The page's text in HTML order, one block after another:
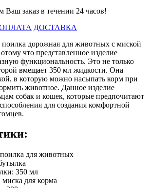
Ваш заказ в течении 24 часов!
ДОСТАВКА
поилка дорожная для животных с миской
что представленное изделие
функциональность. Это не только
вмещает 350 мл жидкости. Она
в которую можно насыпать корм при
животное. Данное изделие
собак и кошек, которые предпочитают
для создания комфортной
для животных
350 мл
для корма